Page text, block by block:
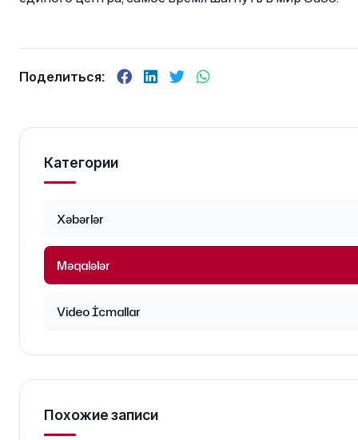
Поделиться:
Категории
Xəbərlər
Məqalələr
Video İcmallar
Похожие записи